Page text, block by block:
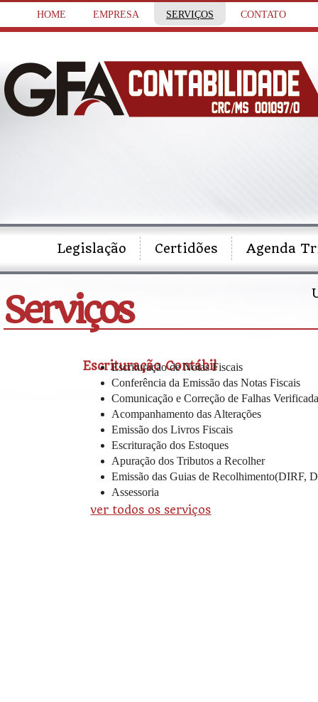
HOME EMPRESA SERVIÇOS CONTATO
Legislação Certidões Agenda
Serviços
Escrituração Contábil
Escrituração de Notas Fiscais
Conferência da Emissão das Notas Fiscais
Comunicação e Correção de Falhas
Acompanhamento das Alterações
Emissão dos Livros Fiscais
Escrituração dos Estoques
Apuração dos Tributos a Recolher
Emissão das Guias de
Assessoria
ver todos os serviços